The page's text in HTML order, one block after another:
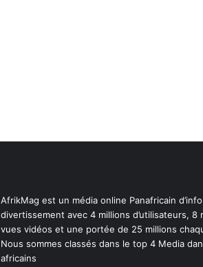
AfrikMag est un média online Panafricain
divertissement avec 4 millions d’utilisateurs, 8
vues vidéos et une portée de 25 millions
Nous sommes classés dans le top 4 Media
africains